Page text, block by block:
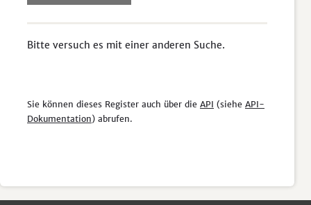
Bitte versuch es mit einer anderen Suche.
Sie können dieses Register auch über die API (siehe API-
Dokumentation) abrufen.